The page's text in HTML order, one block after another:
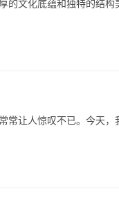
文化底蕴和独特的结构
让人惊叹不已。今天，